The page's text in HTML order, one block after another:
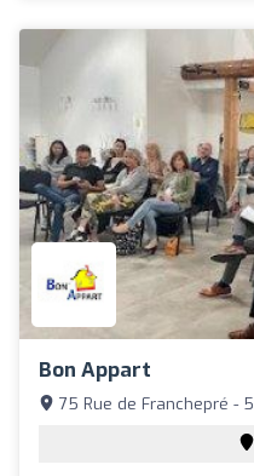
Bon Appart
75 Rue de Franchepré -